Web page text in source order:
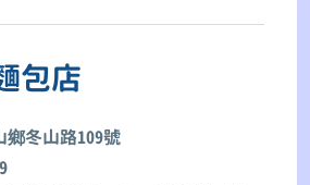
包店
冬山路109號